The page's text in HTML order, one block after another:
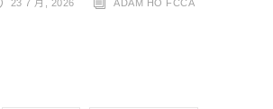
23 7 月, 2026 ADAM HO FCCA